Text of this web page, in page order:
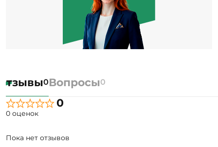
0Вопросы0
0
0 оценок
Пока нет отзывов